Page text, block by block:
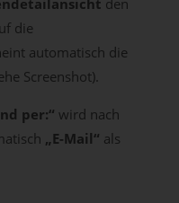
den
die
automatisch die
Screenshot).
per:“ wird nach
„E-Mail“ als